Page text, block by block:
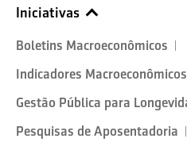
Iniciativas
Boletins Macroeconômicos
Indicadores
Gestão Pública para
Pesquisas de Aposentadoria